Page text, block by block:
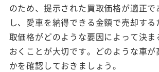
のため、提示された買取価格が適正
し、愛車を納得できる金額で売却す
取価格がどのような要因によって決ま
おくことが大切です。どのような車
かを確認しておきましょう。